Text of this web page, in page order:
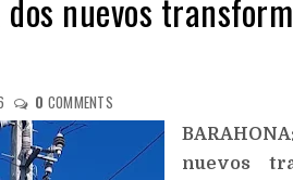
nuevos
0 COMMENTS
nuevos